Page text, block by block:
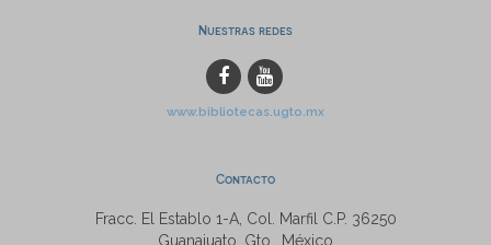
Nuestras redes
www.bibliotecas.ugto.mx
Contacto
Fracc. El Establo 1-A, Col. Marfil C.P. 36250
Guanajuato, Gto., México